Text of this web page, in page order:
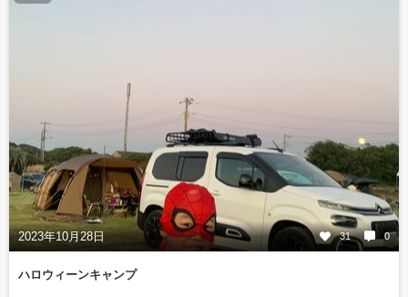
2023年10月28日 31 0
ハロウィーンキャンプ